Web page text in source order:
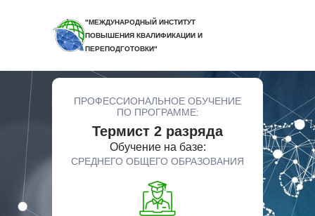
"МЕЖДУНАРОДНЫЙ ИНСТИТУТ
ПОВЫШЕНИЯ КВАЛИФИКАЦИИ И
ПЕРЕПОДГОТОВКИ"
ПРОФЕССИОНАЛЬНОЕ ОБУЧЕНИЕ
ПО ПРОГРАММЕ:
Термист 2 разряда
Обучение на базе:
СРЕДНЕГО ОБЩЕГО ОБРАЗОВАНИЯ